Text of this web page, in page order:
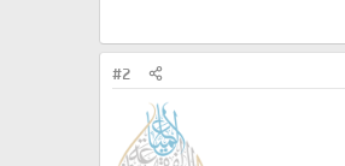
#2